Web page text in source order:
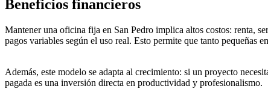
Beneficios financieros
Mantener una oficina fija en San Pedro implica altos costos: renta,
pagos variables según el uso real. Esto permite que tanto pequeñas
Además, este modelo se adapta al crecimiento: si un proyecto
pagada es una inversión directa en productividad y profesionalismo.